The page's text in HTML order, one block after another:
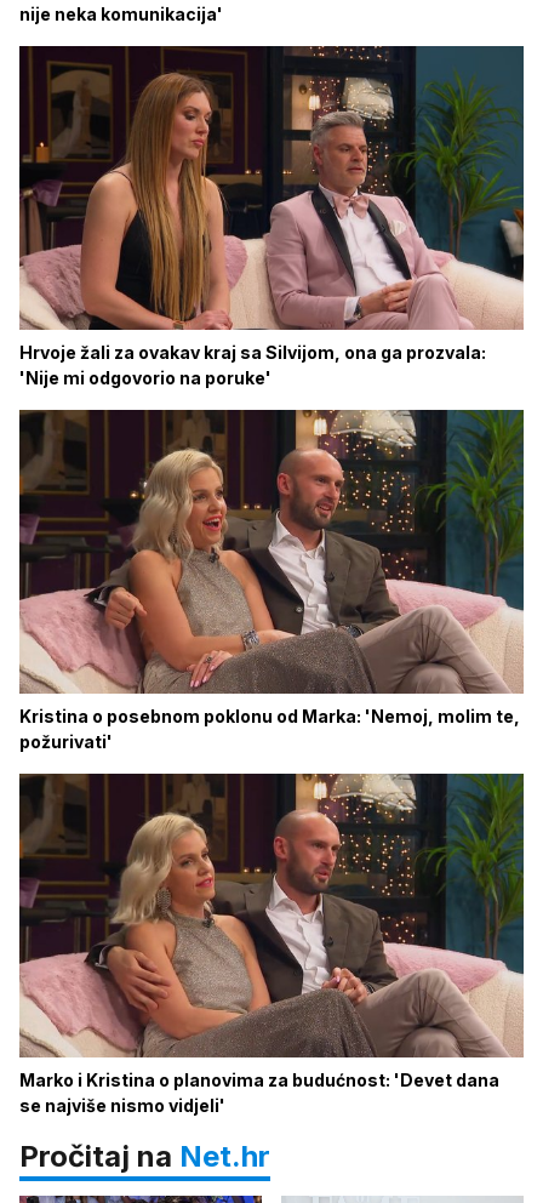
nije neka komunikacija'
Hrvoje žali za ovakav kraj sa Silvijom, ona ga prozvala:
'Nije mi odgovorio na poruke'
Kristina o posebnom poklonu od Marka: 'Nemoj, molim te,
požurivati'
Marko i Kristina o planovima za budućnost: 'Devet dana
se najviše nismo vidjeli'
Pročitaj na Net.hr